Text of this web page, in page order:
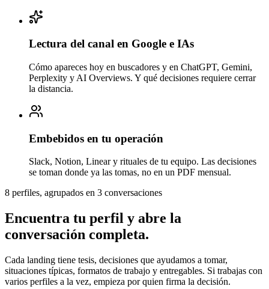
Lectura del canal en Google e IAs
Cómo apareces hoy en buscadores y en ChatGPT, Gemini,
Perplexity y AI Overviews. Y qué decisiones requiere cerrar
la distancia.
Embebidos en tu operación
Slack, Notion, Linear y rituales de tu equipo. Las decisiones
se toman donde ya las tomas, no en un PDF mensual.
8 perfiles, agrupados en 3 conversaciones
Encuentra tu perfil y abre la
conversación completa.
Cada landing tiene tesis, decisiones que ayudamos a tomar,
situaciones típicas, formatos de trabajo y entregables. Si trabajas con
varios perfiles a la vez, empieza por quien firma la decisión.